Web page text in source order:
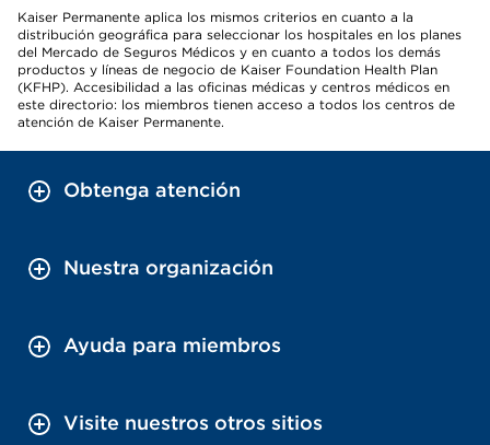
Kaiser Permanente aplica los mismos criterios en cuanto a la
distribución geográfica para seleccionar los hospitales en los planes
del Mercado de Seguros Médicos y en cuanto a todos los demás
productos y líneas de negocio de Kaiser Foundation Health Plan
(KFHP). Accesibilidad a las oficinas médicas y centros médicos en
este directorio: los miembros tienen acceso a todos los centros de
atención de Kaiser Permanente.
Obtenga atención
Nuestra organización
Ayuda para miembros
Visite nuestros otros sitios